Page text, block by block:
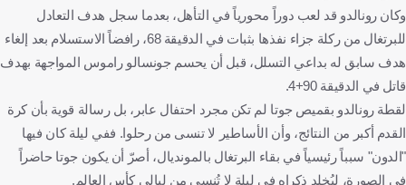
وكان رونالدو قد لعب دوراً محورياً في التأهل، بعدما سجل هدف التعادل
للبرتغال من ركلة جزاء نفذها بثبات في الدقيقة 68، رافضاً الاستسلام بعد إلغاء
هدف سابق له بداعي التسلل، قبل أن يحسم جونسالو راموس المواجهة بهدف
قاتل في الدقيقة 90+4.
لقطة رونالدو بقميص جوتا لم تكن مجرد احتفال عابر، بل رسالة قوية بأن كرة
القدم أكبر من النتائج، وأن الأساطير لا تنسى من رحلوا. ففي ليلة كان فيها
"الدون" سبباً رئيسياً في بقاء البرتغال بالمونديال، أصرّ أن يكون جوتا حاضراً
في الصورة، ليُخلد ذكراه في ليلة لا تُنسى من ليالي كأس العالم.